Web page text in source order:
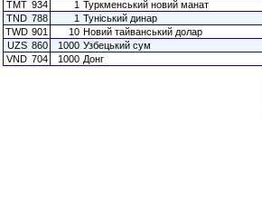
TMT 934 1 Туркменський новий манат
TND 788 1 Туніський динар
TWD 901 10 Новий тайванський долар
UZS 860 1000 Узбецький сум
VND 704 1000 Донг